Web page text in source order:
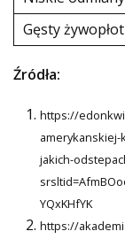
Gęsty żywopłot
Źródła:
https://
jakich-
YQxKHfYK
https://